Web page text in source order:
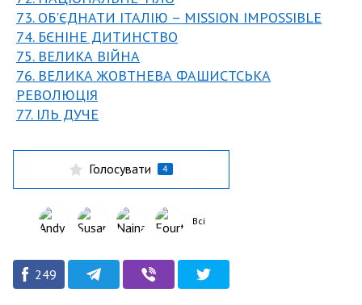
73. ОБ'ЄДНАТИ ІТАЛІЮ – MISSION IMPOSSIBLE
74. БЄНІНЕ ДИТИНСТВО
75. ВЕЛИКА ВІЙНА
76. ВЕЛИКА ЖОВТНЕВА ФАШИСТСЬКА
РЕВОЛЮЦІЯ
77. ІЛЬ ДУЧЕ
Голосувати 4
Всі
249